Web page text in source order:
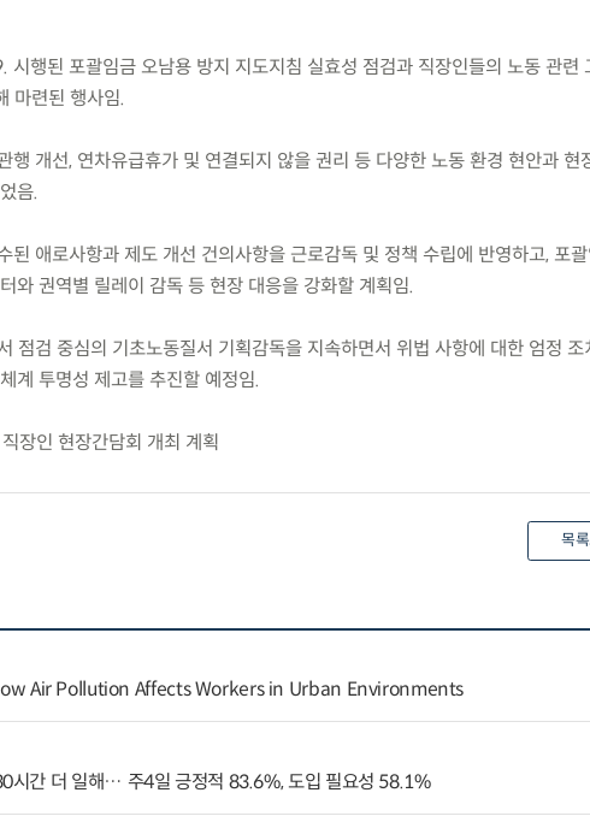
시행된 포괄임금 오남용 방지 지도지침 실효성 점검과 직장인들의 노동 관련
마련된 행사임.
행 개선, 연차유급휴가 및 연결되지 않을 권리 등 다양한 노동 환경 현안과 현
음.
된 애로사항과 제도 개선 건의사항을 근로감독 및 정책 수립에 반영하고, 포
와 권역별 릴레이 감독 등 현장 대응을 강화할 계획임.
점검 중심의 기초노동질서 기획감독을 지속하면서 위법 사항에 대한 엄정 조
계 투명성 제고를 추진할 예정임.
장인 현장간담회 개최 계획
목록
Air Pollution Affects Workers in Urban Environments
시간 더 일해… 주4일 긍정적 83.6%, 도입 필요성 58.1%